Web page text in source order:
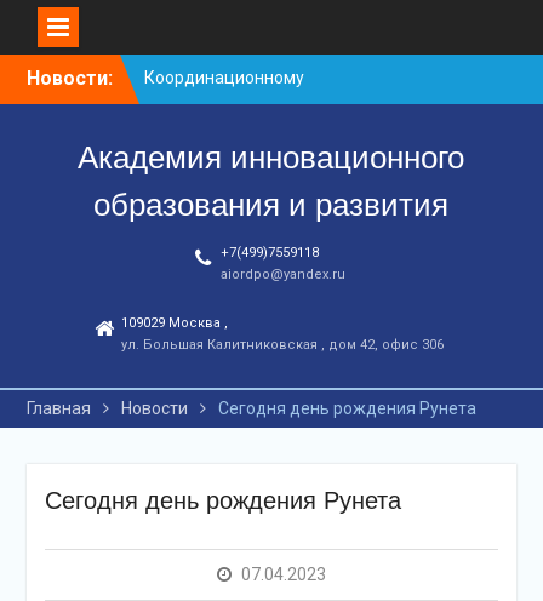
Новости:
Координационному
центру-25 лет!
группа
С юбилеем КЦ!
Академия инновационного
образования и развития
+7(499)7559118
aiordpo@yandex.ru
109029 Москва ,
ул. Большая Калитниковская , дом 42, офис 306
Главная Новости Сегодня день рождения Рунета
Сегодня день рождения Рунета
07.04.2023